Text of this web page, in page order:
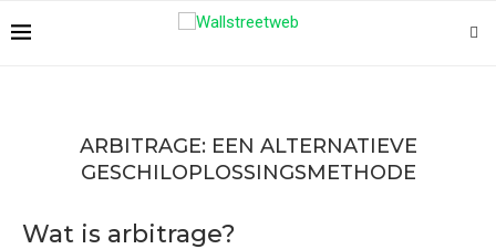
ARBITRAGE: EEN ALTERNATIEVE
GESCHILOPLOSSINGSMETHODE
Wat is arbitrage?